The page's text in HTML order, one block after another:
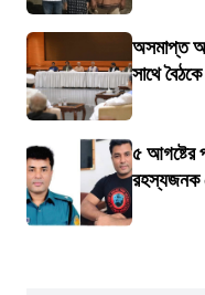
অসমাপ্ত
সাথে
৫ আগষ্টের
রহস্যজনক